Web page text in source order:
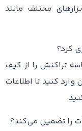
مختلف مانند
کرد؟
تراکنش را از کیف
کنید تا اطلاعات
را تضمین می‌کند؟